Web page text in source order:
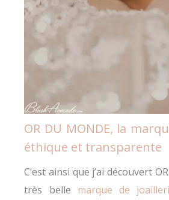
OR DU MONDE, la
éthique et transparente
C’est ainsi que j’ai découvert
très belle marque de